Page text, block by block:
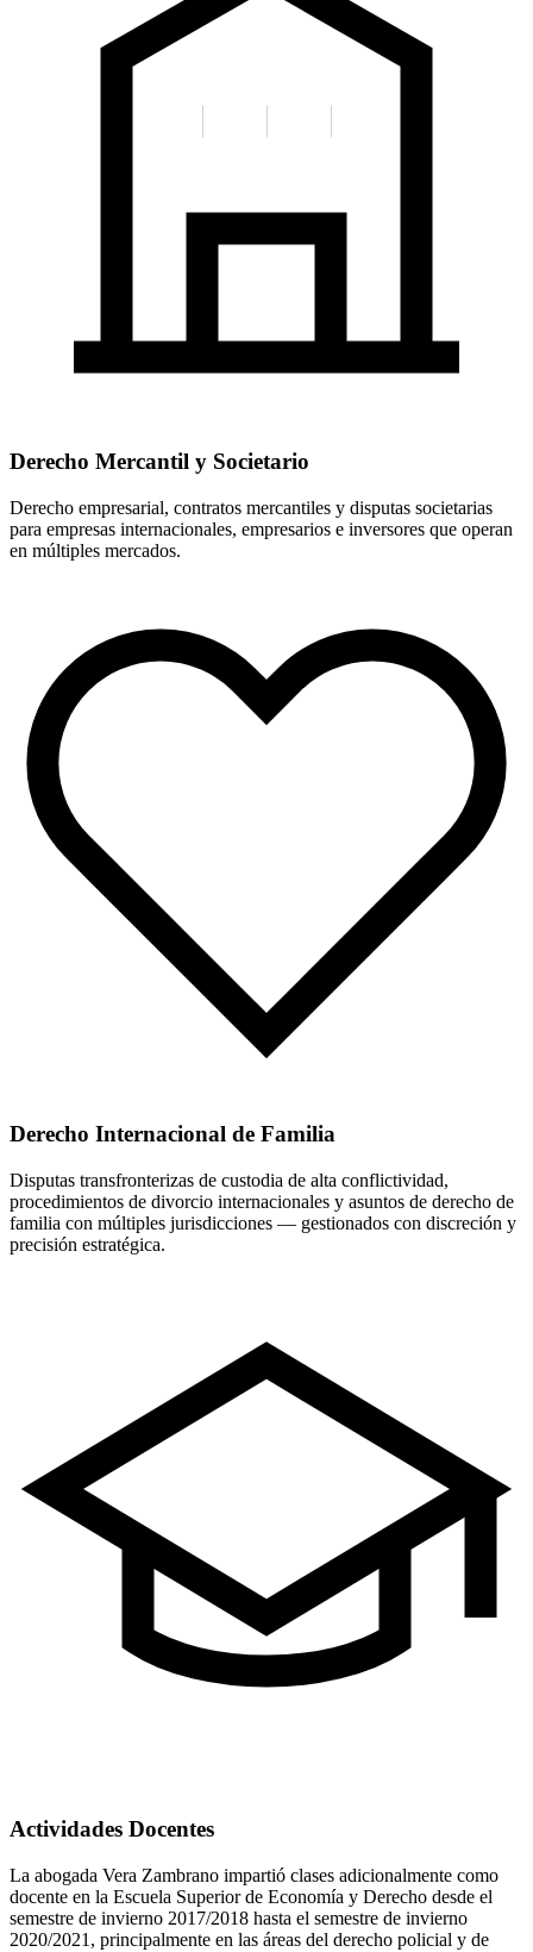
Derecho Mercantil y Societario
Derecho empresarial, contratos mercantiles y disputas societarias
para empresas internacionales, empresarios e inversores que operan
en múltiples mercados.
Derecho Internacional de Familia
Disputas transfronterizas de custodia de alta conflictividad,
procedimientos de divorcio internacionales y asuntos de derecho de
familia con múltiples jurisdicciones — gestionados con discreción y
precisión estratégica.
Actividades Docentes
La abogada Vera Zambrano impartió clases adicionalmente como
docente en la Escuela Superior de Economía y Derecho desde el
semestre de invierno 2017/2018 hasta el semestre de invierno
2020/2021, principalmente en las áreas del derecho policial y de